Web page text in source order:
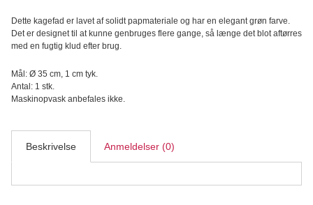
Dette kagefad er lavet af solidt papmateriale og har en elegant grøn farve.
Det er designet til at kunne genbruges flere gange, så længe det blot aftørres
med en fugtig klud efter brug.
Mål: Ø 35 cm, 1 cm tyk.
Antal: 1 stk.
Maskinopvask anbefales ikke.
Beskrivelse Anmeldelser (0)